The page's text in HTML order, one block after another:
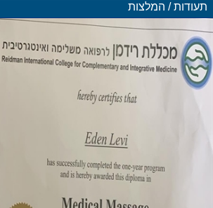
תעודות / המלצות